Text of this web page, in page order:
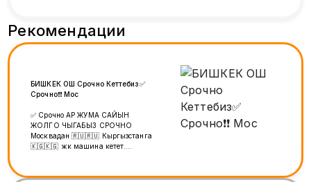
Рекомендации
БИШКЕК ОШ Срочно Кеттебиз✅
Срочно❗❗ Мос
✅ Срочно АР ЖУМА САЙЫН
ЖОЛГО ЧЫГАБЫЗ СРОЧНО
Москвадан 🇷🇺🇷🇺 Кыргызстанга
🇰🇬🇰🇬 жүк машина кетет.
САЙЫН жолго Чыгат Бизде толка